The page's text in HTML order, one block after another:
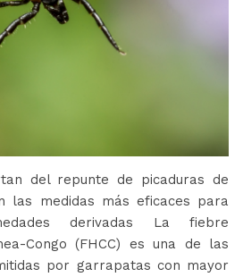
del repunte de picaduras de
las medidas más eficaces para
derivadas La fiebre
Congo (FHCC) es una de las
por garrapatas con mayor